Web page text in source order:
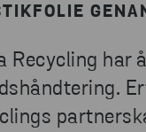
Recycling har